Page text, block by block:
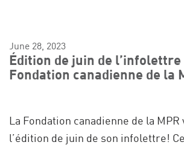
June 28, 2023
Édition de juin de l’infolettre
Fondation canadienne de la
La Fondation canadienne de la
l’édition de juin de son infolettre!